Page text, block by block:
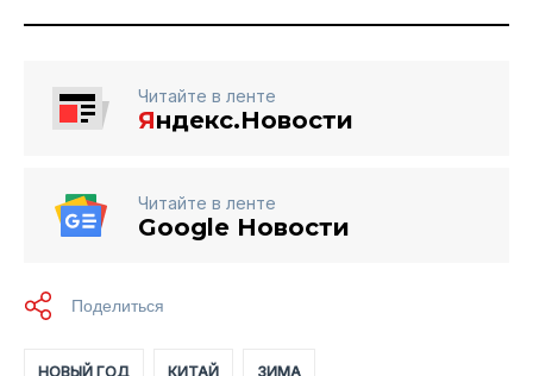
Читайте в ленте
Яндекс.Новости
Читайте в ленте
Google Новости
НОВЫЙ ГОД КИТАЙ ЗИМА